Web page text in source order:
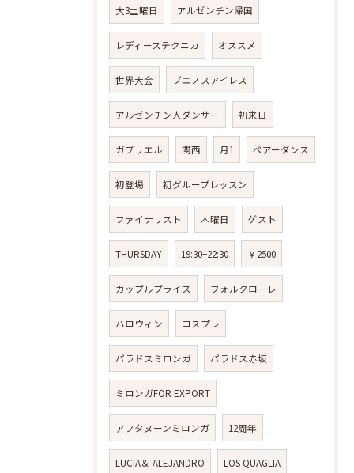
大3土曜日 アルゼンチン帰国
レディーステクニカ オススメ
世界大会 ブエノスアイレス
アルゼンチン人ダンサー 初来日
ガブリエル 関西 月1 ペアーダンス
初登場 初グループレッスン
ファイナリスト 木曜日 ゲスト
THURSDAY 19:30−22:30 ￥2500
カップルプライス フォルクローレ
ハロウィン コスプレ
パラドスミロンガ パラドス赤坂
ミロンガFOR EXPORT
アフタヌーンミロンガ 12周年
LUCIA＆ ALEJANDRO LOS QUAGLIA